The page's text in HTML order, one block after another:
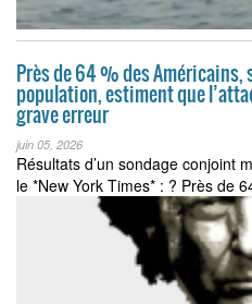
Près de 64 % des Américains,
population, estiment que
grave erreur
juin 05, 2026
Résultats d’un sondage conjoint
le *New York Times* : ? Près de